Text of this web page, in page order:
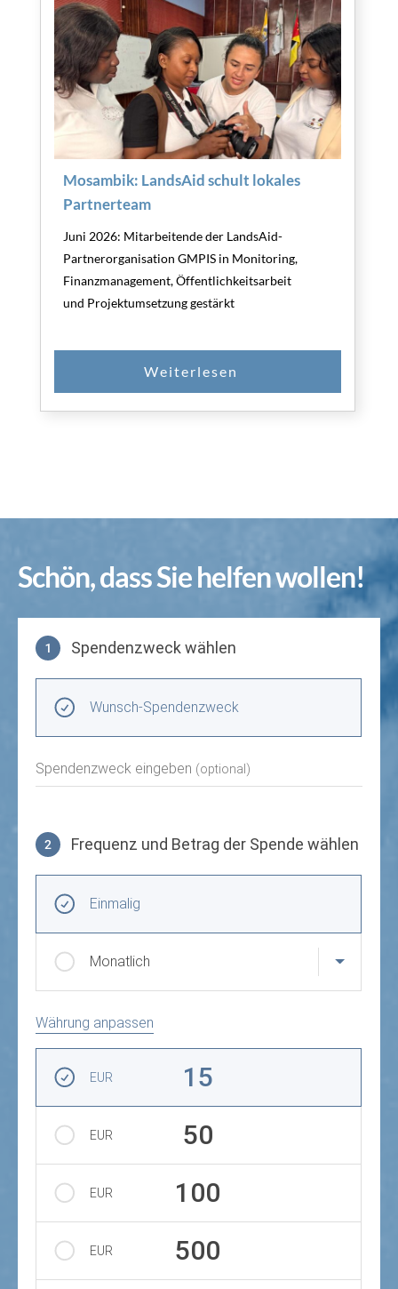
Mosambik: LandsAid schult lokales
Partnerteam
Juni 2026: Mitarbeitende der LandsAid-
Partnerorganisation GMPIS in Monitoring,
Finanzmanagement, Öffentlichkeitsarbeit
und Projektumsetzung gestärkt
Schön, dass Sie helfen wollen!
1 Spendenzweck wählen
Wunsch-Spendenzweck
Spendenzweck eingeben (optional)
2 Frequenz und Betrag der Spende wählen
Einmalig
Monatlich
Währung anpassen
EUR 15
EUR 50
EUR 100
EUR 500